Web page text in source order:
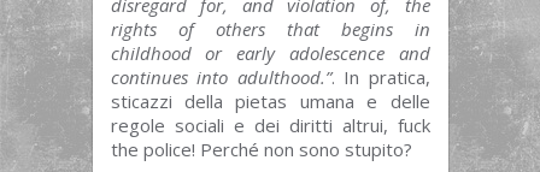
disregard for, and violation of, the
rights of others that begins in
childhood or early adolescence and
continues into adulthood.”. In pratica,
sticazzi della pietas umana e delle
regole sociali e dei diritti altrui, fuck
the police! Perché non sono stupito?